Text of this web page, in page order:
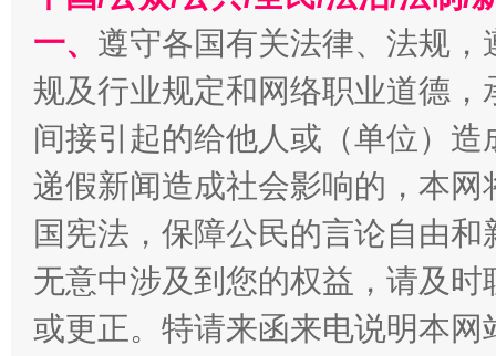
千年窑火 生生不息 一
一、 遵守各国有关法律、法规
规及行业规定和网络职业道德
间接引起的给他人或（单位）
递假新闻造成社会影响的，本
国宪法，保障公民的言论自由
无意中涉及到您的权益，请及
或更正。特请来函来电说明本